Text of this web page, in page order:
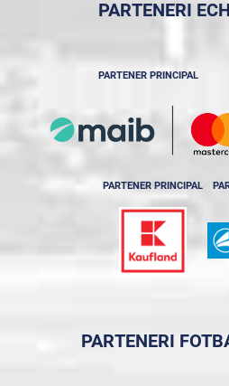
PARTENERI
PARTENER PRINCIPAL
PARTENER PRINCIPAL
PARTENERI